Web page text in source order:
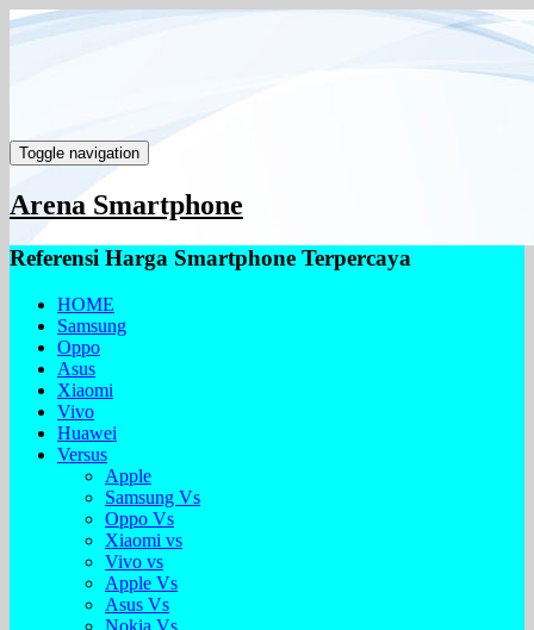
Toggle navigation
Arena Smartphone
Referensi Harga Smartphone Terpercaya
HOME
Samsung
Oppo
Asus
Xiaomi
Vivo
Huawei
Versus
Apple
Samsung Vs
Oppo Vs
Xiaomi vs
Vivo vs
Apple Vs
Asus Vs
Nokia Vs